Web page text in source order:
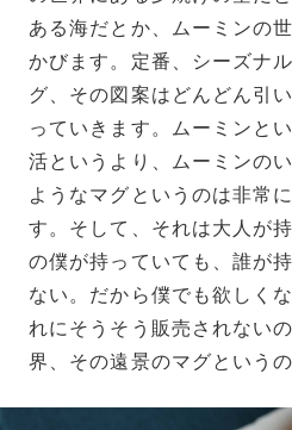
ある海だとか、ムーミンの
かびます。定番、シーズナ
グ、その図案はどんどん引
っていきます。ムーミンと
活というより、ムーミンの
ようなマグというのは非常
す。そして、それは大人が
の僕が持っていても、誰が
ない。だから僕でも欲しく
れにそうそう販売されない
界、その遠景のマグというの